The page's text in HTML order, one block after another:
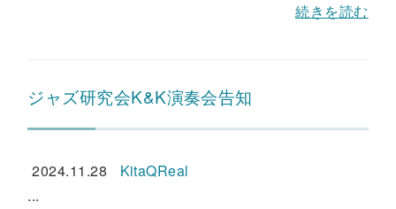
続きを読む
ジャズ研究会K&K演奏会告知
2024.11.28
KitaQReal
...